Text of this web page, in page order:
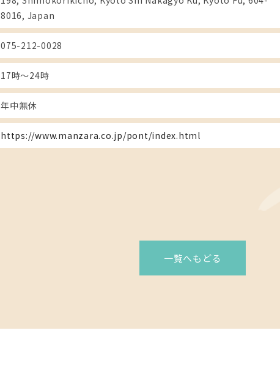
8016, Japan
075-212-0028
17時～24時
年中無休
https://www.manzara.co.jp/pont/index.html
一覧へもどる